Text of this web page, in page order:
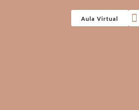
Aula Virtual